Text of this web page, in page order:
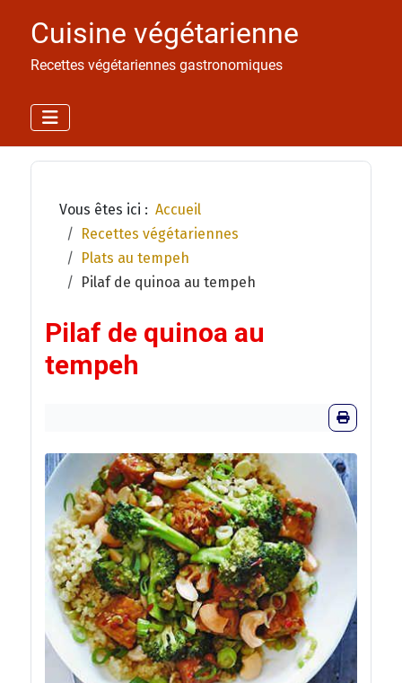
Cuisine végétarienne
Recettes végétariennes gastronomiques
Vous êtes ici : Accueil
Recettes végétariennes
Plats au tempeh
Pilaf de quinoa au tempeh
Pilaf de quinoa au
tempeh